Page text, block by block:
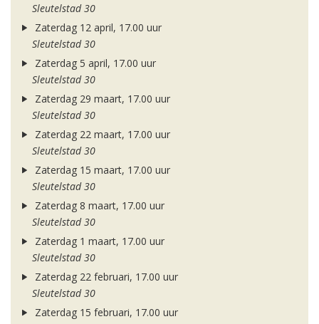
Sleutelstad 30
Zaterdag 12 april, 17.00 uur
Sleutelstad 30
Zaterdag 5 april, 17.00 uur
Sleutelstad 30
Zaterdag 29 maart, 17.00 uur
Sleutelstad 30
Zaterdag 22 maart, 17.00 uur
Sleutelstad 30
Zaterdag 15 maart, 17.00 uur
Sleutelstad 30
Zaterdag 8 maart, 17.00 uur
Sleutelstad 30
Zaterdag 1 maart, 17.00 uur
Sleutelstad 30
Zaterdag 22 februari, 17.00 uur
Sleutelstad 30
Zaterdag 15 februari, 17.00 uur